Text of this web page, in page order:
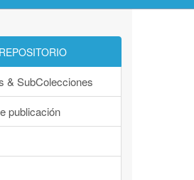
& SubColecciones
publicación